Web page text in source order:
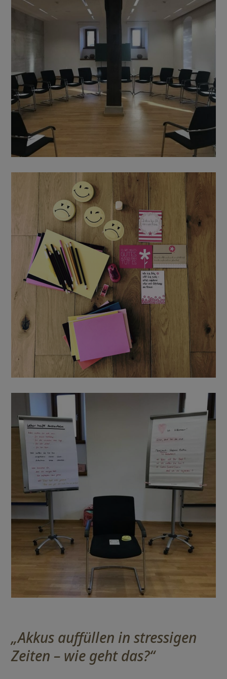
„Akkus auffüllen in stressigen
Zeiten – wie geht das?“